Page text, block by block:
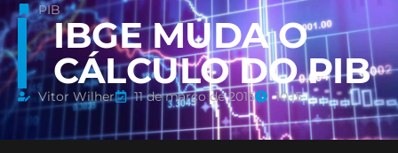
PIB
IBGE MUDA O
CÁLCULO DO PIB
Vitor Wilher 11 de março de 2015 10:15